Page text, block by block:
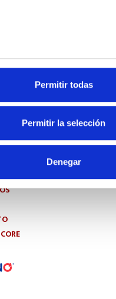
Permitir todas
Permitir la selección
Denegar
Soluciones en equipamiento
de Hostelería y frío industrial.